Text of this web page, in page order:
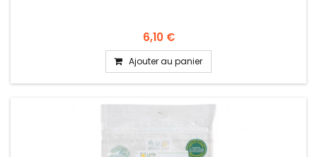
6,10 €
Ajouter au panier